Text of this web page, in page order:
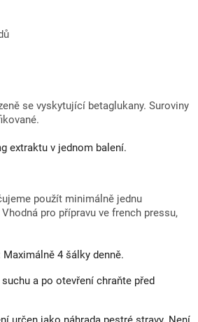
se vyskytující betaglukany. Suroviny
extraktu v jednom balení.
použít minimálně jednu
pro přípravu ve french pressu,
Maximálně 4 šálky denně.
a po otevření chraňte před